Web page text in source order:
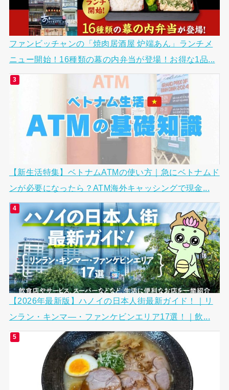
ファンビッチャンの「焼肉居酒屋 炉端あん」ランチメ
ニュー開始！16種類の幕の内弁当が登場！お得な1品...
【新生活特集】ベトナムATMの使い方｜急にベトナムド
ンが必要になったら？ATM海外キャッシングで現金...
【2026年最新版】ハノイの日本人街最新ガイド！｜リ
ンラン・キンマ―・ファンケビンエリア17選！｜飲...